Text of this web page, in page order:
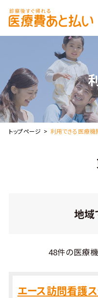
医療機関・
薬局の方はこちら
医療費あと払いご利
利用できる医療機関
よくある質問
トップページ 利用できる医療機
地域
48件の医療
エース訪問看護